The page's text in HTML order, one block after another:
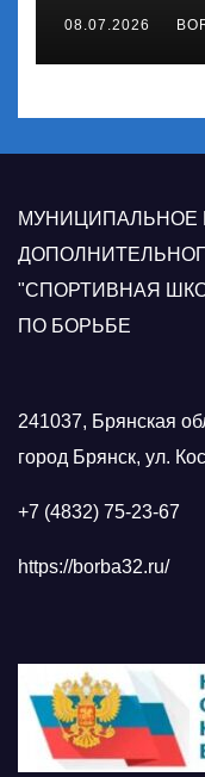
08.07.2026
"СПОРТИВНАЯ
ПО БОРЬБЕ
241037, Брянская
город Брянск, ул.
+7 (4832) 75-23-67
https://borba32.ru/